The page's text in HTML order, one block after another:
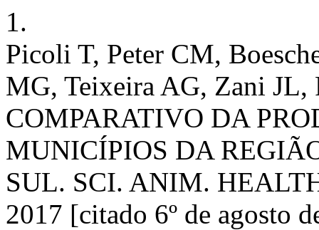
1.
Picoli T, Peter CM,
MG, Teixeira AG, Zani JL,
COMPARATIVO DA
MUNICÍPIOS DA
SUL. SCI. ANIM.
2017 [citado 6º de agosto